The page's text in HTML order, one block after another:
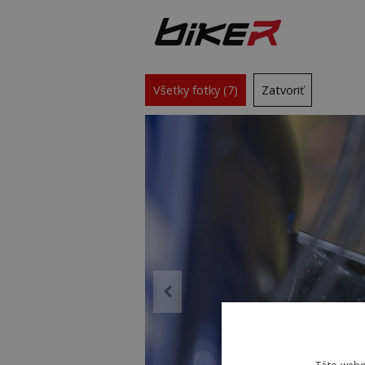
Všetky fotky (7) Zatvoriť